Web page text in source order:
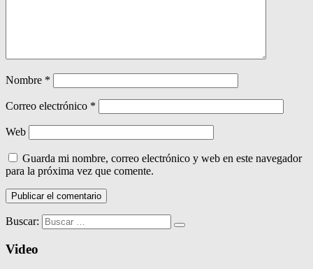
Nombre *
Correo electrónico *
Web
Guarda mi nombre, correo electrónico y web en este navegador
para la próxima vez que comente.
Buscar:
Video